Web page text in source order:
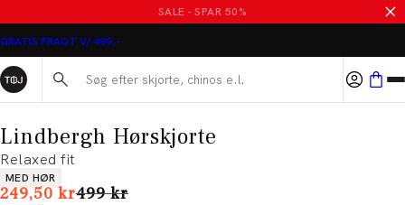
SALE - SPAR 50%
GRATIS FRAGT V/ 499,-
Søg her...
Lindbergh Hørskjorte
Relaxed fit
Produkt egenskaber
MED HØR
249,50 krI alt (uden rabat)
499 kr